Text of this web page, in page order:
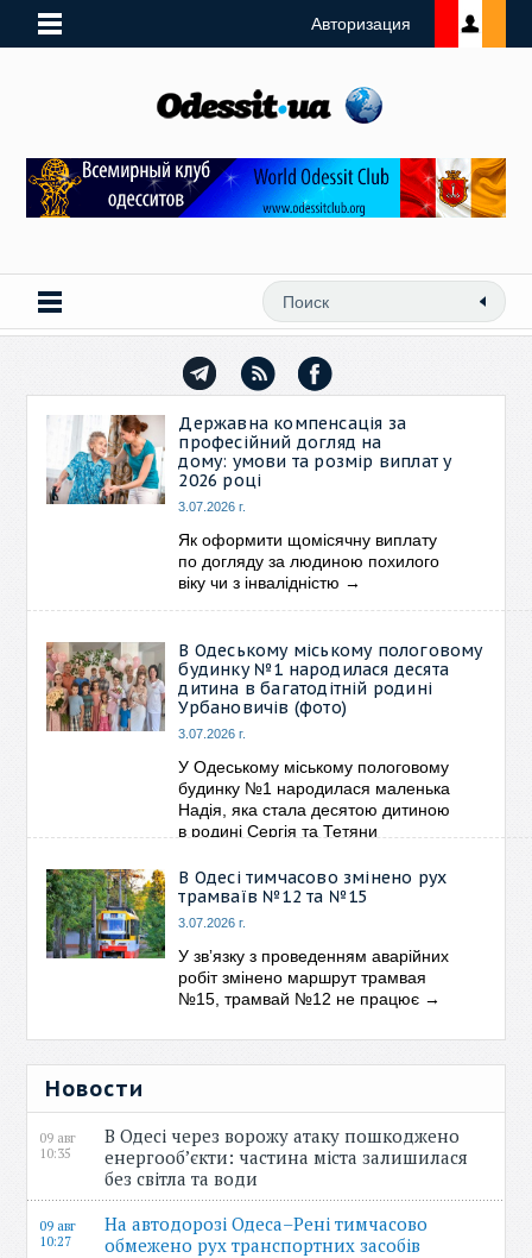
Авторизация
Державна компенсація за
професійний догляд на
дому: умови та розмір виплат у
2026 році
3.07.2026 г.
Як оформити щомісячну виплату
по догляду за людиною похилого
віку чи з інвалідністю →
В Одеському міському пологовому
будинку №1 народилася десята
дитина в багатодітній родині
Урбановичів (фото)
3.07.2026 г.
У Одеському міському пологовому
будинку №1 народилася маленька
Надія, яка стала десятою дитиною
в родині Сергія та Тетяни
В Одесі тимчасово змінено рух
трамваїв №12 та №15
3.07.2026 г.
У звʼязку з проведенням аварійних
робіт змінено маршрут трамвая
№15, трамвай №12 не працює →
Новости
09 авг
10:35
В Одесі через ворожу атаку пошкоджено
енергооб’єкти: частина міста залишилася
без світла та води
09 авг
10:27
На автодорозі Одеса–Рені тимчасово
обмежено рух транспортних засобів